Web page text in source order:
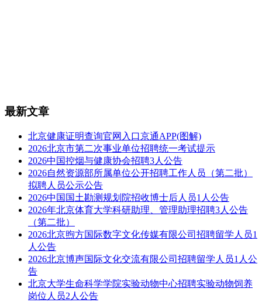
最新文章
北京健康证明查询官网入口京通APP(图解)
2026北京市第二次事业单位招聘统一考试提示
2026中国控烟与健康协会招聘3人公告
2026自然资源部所属单位公开招聘工作人员（第二批）
拟聘人员公示公告
2026中国国土勘测规划院招收博士后人员1人公告
2026年北京体育大学科研助理、管理助理招聘3人公告
（第二批）
2026北京煦方国际数字文化传媒有限公司招聘留学人员1
人公告
2026北京博声国际文化交流有限公司招聘留学人员1人公
告
北京大学生命科学学院实验动物中心招聘实验动物饲养
岗位人员2人公告